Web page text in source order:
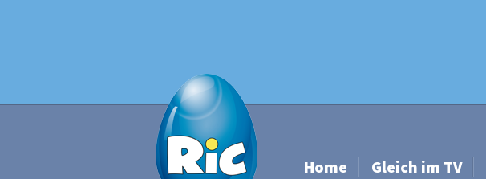
Home Gleich im TV